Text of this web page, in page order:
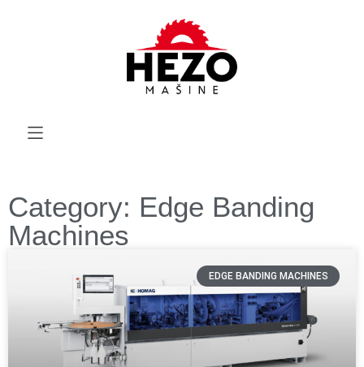
Category: Edge Banding
Machines
EDGE BANDING MACHINES